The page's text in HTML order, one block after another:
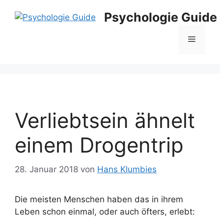
Inhalt
Psychologie Guide
Menü
Verliebtsein ähnelt
einem Drogentrip
28. Januar 2018 von Hans Klumbies
Die meisten Menschen haben das in ihrem
Leben schon einmal, oder auch öfters, erlebt: